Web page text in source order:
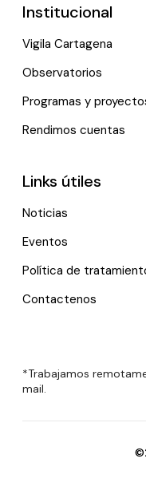
Institucional
Vigila Cartagena
Observatorios
Programas y
Rendimos cuentas
Links útiles
Noticias
Eventos
Política de
Contactenos
*Trabajamos
mail.